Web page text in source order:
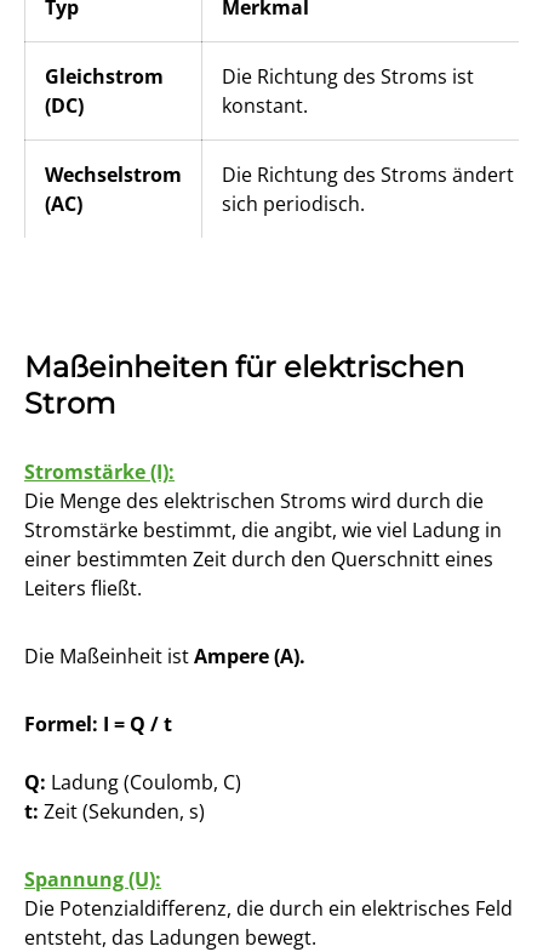
Typ Merkmal
Gleichstrom
(DC)
Die Richtung des Stroms ist
konstant.
Wechselstrom
(AC)
Die Richtung des Stroms ändert
sich periodisch.
Maßeinheiten für elektrischen
Strom
Stromstärke (I):
Die Menge des elektrischen Stroms wird durch die
Stromstärke bestimmt, die angibt, wie viel Ladung in
einer bestimmten Zeit durch den Querschnitt eines
Leiters fließt.
Die Maßeinheit istAmpere (A).
Formel: I = Q / t
Q: Ladung (Coulomb, C)
t: Zeit (Sekunden, s)
Spannung (U):
Die Potenzialdifferenz, die durch ein elektrisches Feld
entsteht, das Ladungen bewegt.